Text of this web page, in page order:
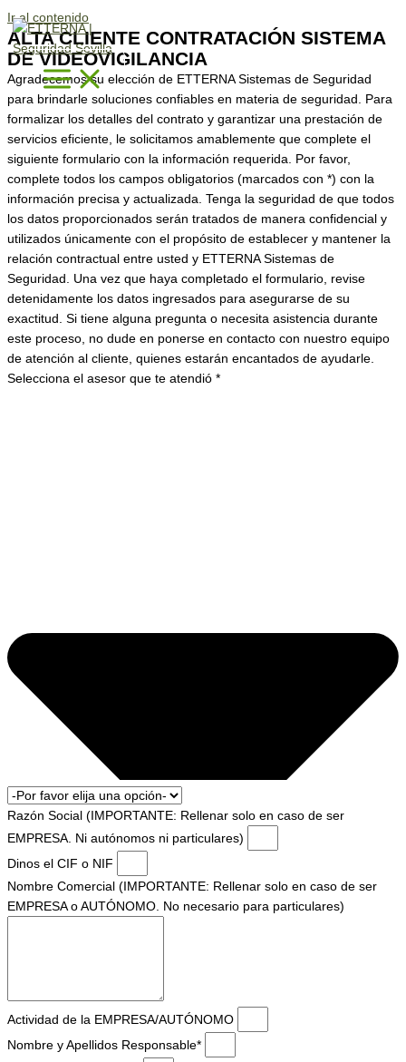
Ir al contenido
ALTA CLIENTE CONTRATACIÓN SISTEMA
DE VIDEOVIGILANCIA
Agradecemos su elección de ETTERNA Sistemas de Seguridad
para brindarle soluciones confiables en materia de seguridad. Para
formalizar los detalles del contrato y garantizar una prestación de
servicios eficiente, le solicitamos amablemente que complete el
siguiente formulario con la información requerida. Por favor,
complete todos los campos obligatorios (marcados con *) con la
información precisa y actualizada. Tenga la seguridad de que todos
los datos proporcionados serán tratados de manera confidencial y
utilizados únicamente con el propósito de establecer y mantener la
relación contractual entre usted y ETTERNA Sistemas de
Seguridad. Una vez que haya completado el formulario, revise
detenidamente los datos ingresados para asegurarse de su
exactitud. Si tiene alguna pregunta o necesita asistencia durante
este proceso, no dude en ponerse en contacto con nuestro equipo
de atención al cliente, quienes estarán encantados de ayudarle.
Selecciona el asesor que te atendió *
Razón Social (IMPORTANTE: Rellenar solo en caso de ser
EMPRESA. Ni autónomos ni particulares)
Dinos el CIF o NIF
Nombre Comercial (IMPORTANTE: Rellenar solo en caso de ser
EMPRESA o AUTÓNOMO. No necesario para particulares)
Actividad de la EMPRESA/AUTÓNOMO
Nombre y Apellidos Responsable*